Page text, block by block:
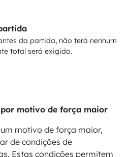
da partida, não terá nenhum
total será exigido.
motivo de força maior
motivo de força maior,
de condições de
Estas condições permitem